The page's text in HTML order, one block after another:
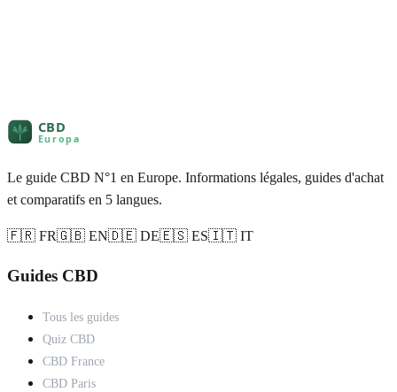
Le guide CBD N°1 en Europe. Informations légales, guides d'achat
et comparatifs en 5 langues.
🇫🇷 FR🇬🇧 EN🇩🇪 DE🇪🇸 ES🇮🇹 IT
Guides CBD
Tous les guides
Quiz CBD
CBD France
CBD Paris